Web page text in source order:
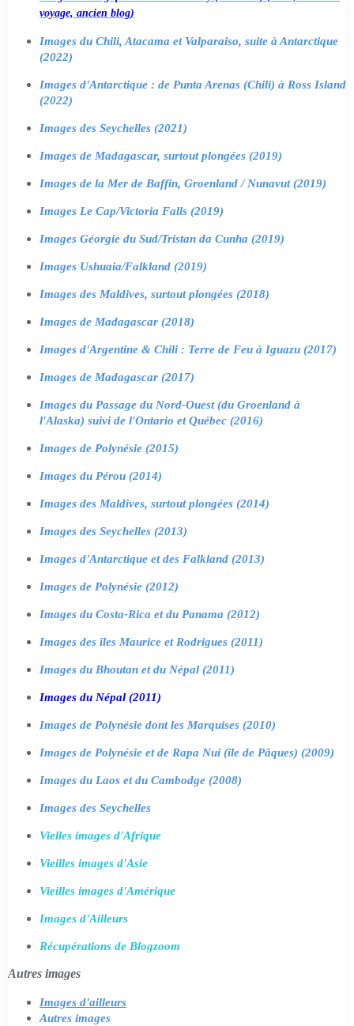
voyage, ancien blog)
Images du Chili, Atacama et Valparaiso, suite à Antarctique
(2022)
Images d'Antarctique : de Punta Arenas (Chili) à Ross Island
(2022)
Images des Seychelles (2021)
Images de Madagascar, surtout plongées (2019)
Images de la Mer de Baffin, Groenland / Nunavut (2019)
Images Le Cap/Victoria Falls (2019)
Images Géorgie du Sud/Tristan da Cunha (2019)
Images Ushuaia/Falkland (2019)
Images des Maldives, surtout plongées (2018)
Images de Madagascar (2018)
Images d'Argentine & Chili : Terre de Feu à Iguazu (2017)
Images de Madagascar (2017)
Images du Passage du Nord-Ouest (du Groenland à
l'Alaska) suivi de l'Ontario et Québec (2016)
Images de Polynésie (2015)
Images du Pérou (2014)
Images des Maldives, surtout plongées (2014)
Images des Seychelles (2013)
Images d'Antarctique et des Falkland (2013)
Images de Polynésie (2012)
Images du Costa-Rica et du Panama (2012)
Images des îles Maurice et Rodrigues (2011)
Images du Bhoutan et du Népal (2011)
Images du Népal (2011)
Images de Polynésie dont les Marquises (2010)
Images de Polynésie et de Rapa Nui (île de Pâques) (2009)
Images du Laos et du Cambodge (2008)
Images des Seychelles
Vielles images d'Afrique
Vieilles images d'Asie
Vieilles images d'Amérique
Images d'Ailleurs
Récupérations de Blogzoom
Autres images
Images d'ailleurs
Autres images